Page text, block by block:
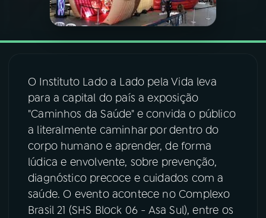
PODCASTS
07ÚLTIMAS
08FESTIVAL DE MÚSICA
ACOMPANHE A RÁDIO NACIONAL
YouTube Facebook
O Instituto Lado a Lado pela Vida leva
para a capital do país a exposição
"Caminhos da Saúde" e convida o público
a literalmente caminhar por dentro do
corpo humano e aprender, de forma
lúdica e envolvente, sobre prevenção,
diagnóstico precoce e cuidados com a
saúde. O evento acontece no Complexo
Brasil 21 (SHS Block 06 - Asa Sul), entre os